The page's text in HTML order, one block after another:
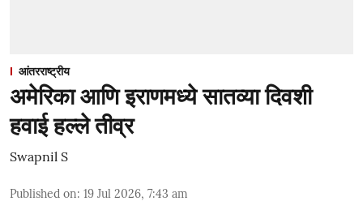
आंतरराष्ट्रीय
अमेरिका आणि इराणमध्ये सातव्या दिवशी
हवाई हल्ले तीव्र
Swapnil S
Published on: 19 Jul 2026, 7:43 am